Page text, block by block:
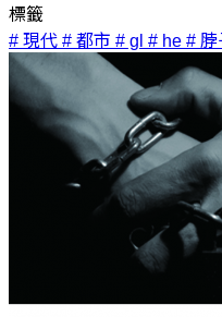
標籤
# 現代 # 都市 # gl # he # 脖